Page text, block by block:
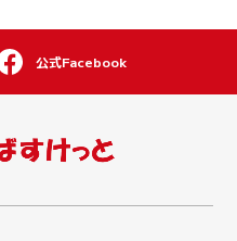
公式Facebook